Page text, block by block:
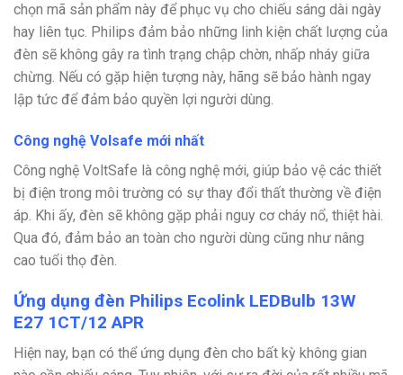
chọn mã sản phẩm này để phục vụ cho chiếu sáng dài ngày
hay liên tục. Philips đảm bảo những linh kiện chất lượng của
đèn sẽ không gây ra tình trạng chập chờn, nhấp nháy giữa
chừng. Nếu có gặp hiện tượng này, hãng sẽ bảo hành ngay
lập tức để đảm bảo quyền lợi người dùng.
Công nghệ Volsafe mới nhất
Công nghệ VoltSafe là công nghệ mới, giúp bảo vệ các thiết
bị điện trong môi trường có sự thay đổi thất thường về điện
áp. Khi ấy, đèn sẽ không gặp phải nguy cơ cháy nổ, thiệt hài.
Qua đó, đảm bảo an toàn cho người dùng cũng như nâng
cao tuổi thọ đèn.
Ứng dụng đèn Philips Ecolink LEDBulb 13W
E27 1CT/12 APR
Hiện nay, bạn có thể ứng dụng đèn cho bất kỳ không gian